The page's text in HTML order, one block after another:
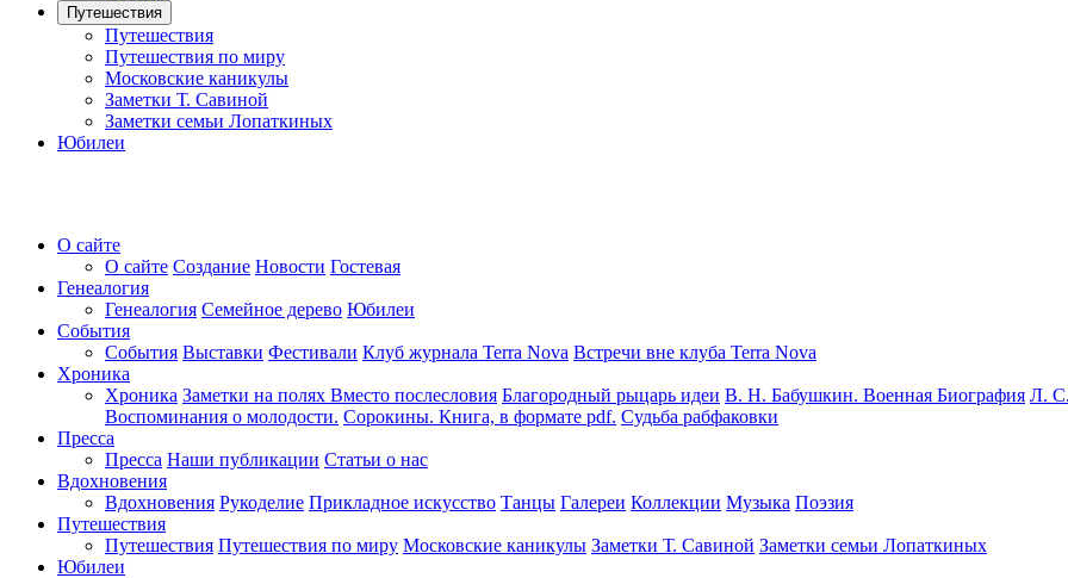
Путешествия
Путешествия
Путешествия по миру
Московские каникулы
Заметки Т. Савиной
Заметки семьи Лопаткиных
Юбилеи
О сайте
О сайте Создание Новости Гостевая
Генеалогия
Генеалогия Семейное дерево Юбилеи
События
События Выставки Фестивали Клуб журнала Terra Nova Встречи вне клуба Terra Nova
Хроника
Хроника Заметки на полях Вместо послесловия Благородный рыцарь идеи В. Н. Бабушкин. Военная Биография Л.
Воспоминания о молодости. Сорокины. Книга, в формате pdf. Судьба рабфаковки
Пресса
Пресса Наши публикации Статьи о нас
Вдохновения
Вдохновения Рукоделие Прикладное искусство Танцы Галереи Коллекции Музыка Поэзия
Путешествия
Путешествия Путешествия по миру Московские каникулы Заметки Т. Савиной Заметки семьи Лопаткиных
Юбилеи